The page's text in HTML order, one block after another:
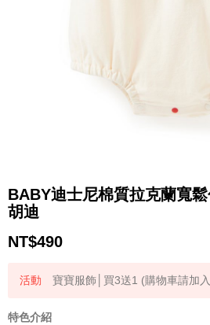
BABY迪士尼棉質拉克蘭寬
胡迪
NT$490
寶寶服飾│買3送1 (購物車請加
特色介紹